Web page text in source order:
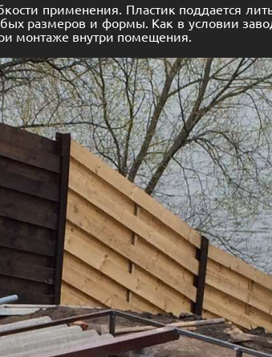
применения. Пластик поддается
размеров и формы. Как в условии
монтаже внутри помещения.